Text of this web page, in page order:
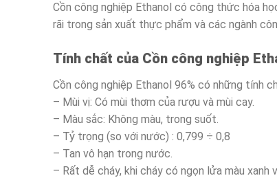
Cồn công nghiệp Ethanol có công thức hóa
rãi trong sản xuất thực phẩm và các ngành
Tính chất của Cồn công nghiệp
Cồn công nghiệp Ethanol 96% có những tính
– Mùi vị: Có mùi thơm của rượu và mùi cay.
– Màu sắc: Không màu, trong suốt.
– Tỷ trọng (so với nước) : 0,799 ÷ 0,8
– Tan vô hạn trong nước.
– Rất dễ cháy, khi cháy có ngọn lửa màu xanh